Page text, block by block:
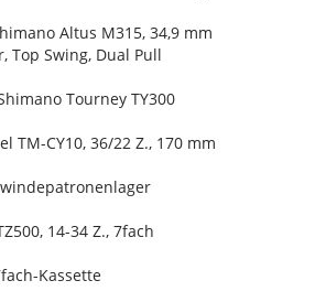
Altus M315, 34,9 mm
Top Swing, Dual Pull
Tourney TY300
TM-CY10, 36/22 Z., 170 mm
14-34 Z., 7fach
Kassette